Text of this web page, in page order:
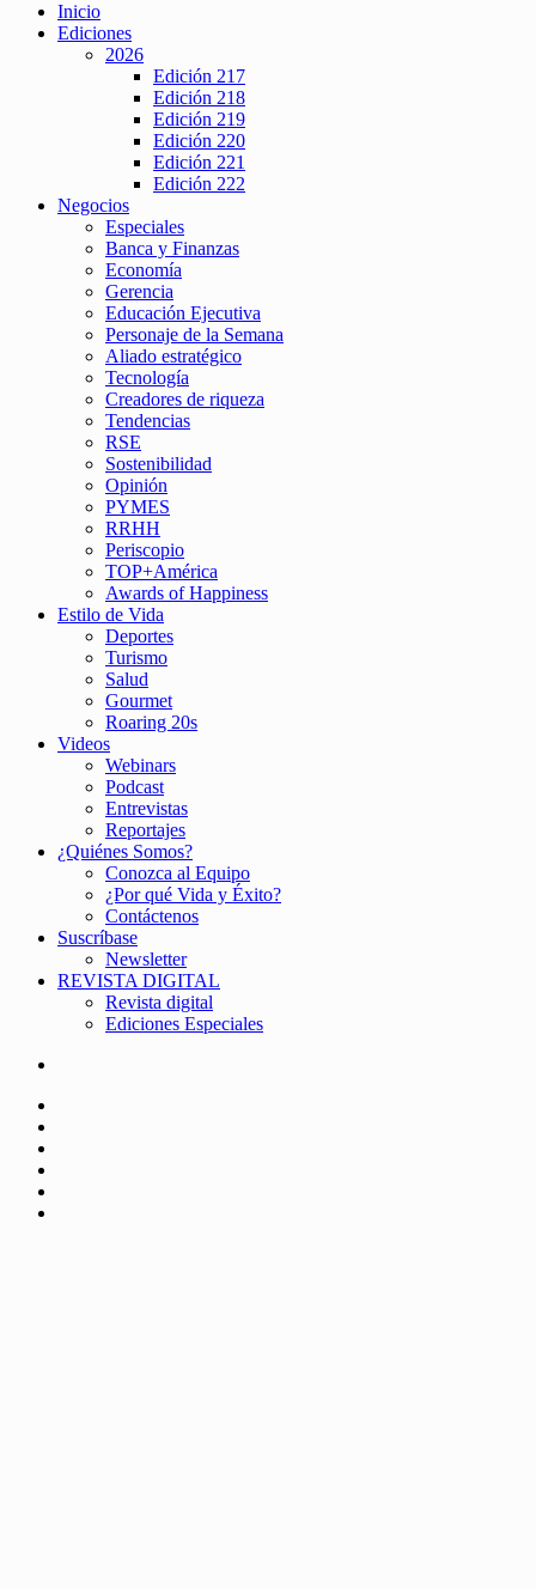
Inicio
Ediciones
2026
Edición 217
Edición 218
Edición 219
Edición 220
Edición 221
Edición 222
Negocios
Especiales
Banca y Finanzas
Economía
Gerencia
Educación Ejecutiva
Personaje de la Semana
Aliado estratégico
Tecnología
Creadores de riqueza
Tendencias
RSE
Sostenibilidad
Opinión
PYMES
RRHH
Periscopio
TOP+América
Awards of Happiness
Estilo de Vida
Deportes
Turismo
Salud
Gourmet
Roaring 20s
Videos
Webinars
Podcast
Entrevistas
Reportajes
¿Quiénes Somos?
Conozca al Equipo
¿Por qué Vida y Éxito?
Contáctenos
Suscríbase
Newsletter
REVISTA DIGITAL
Revista digital
Ediciones Especiales